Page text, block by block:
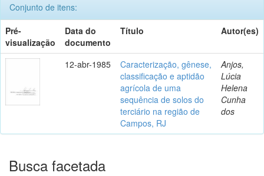
Conjunto de itens:
Pré-
visualização
Data do
documento
Título Autor(es)
12-abr-1985
Caracterização, gênese,
classificação e aptidão
agrícola de uma
sequência de solos do
terciário na região de
Campos, RJ
Anjos,
Lúcia
Helena
Cunha
dos
Busca facetada